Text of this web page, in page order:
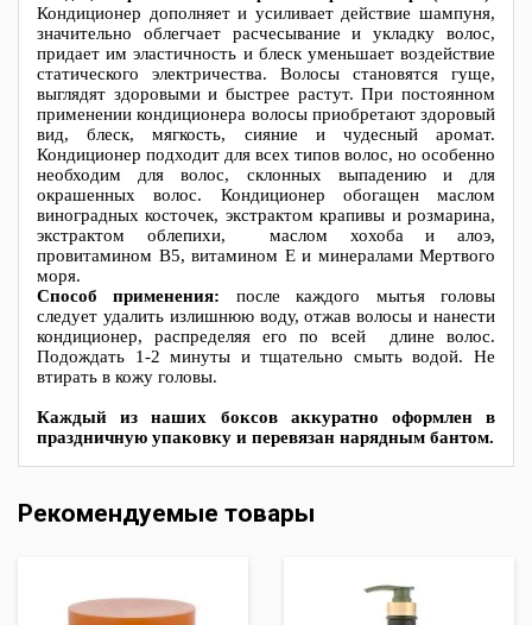
Кондиционер дополняет и усиливает действие шампуня,
значительно облегчает расчесывание и укладку волос,
придает им эластичность и блеск уменьшает воздействие
статического электричества. Волосы становятся гуще,
выглядят здоровыми и быстрее растут. При постоянном
применении кондиционера волосы приобретают здоровый
вид, блеск, мягкость, сияние и чудесный аромат.
Кондиционер подходит для всех типов волос, но особенно
необходим для волос, склонных выпадению и для
окрашенных волос. Кондиционер обогащен маслом
виноградных косточек, экстрактом крапивы и розмарина,
экстрактом облепихи, маслом хохоба и алоэ,
провитамином В5, витамином Е и минералами Мертвого
моря.
Способ применения: после каждого мытья головы
следует удалить излишнюю воду, отжав волосы и нанести
кондиционер, распределяя его по всей длине волос.
Подождать 1-2 минуты и тщательно смыть водой. Не
втирать в кожу головы.
Каждый из наших боксов аккуратно оформлен в
праздничную упаковку и перевязан нарядным бантом.
Рекомендуемые товары